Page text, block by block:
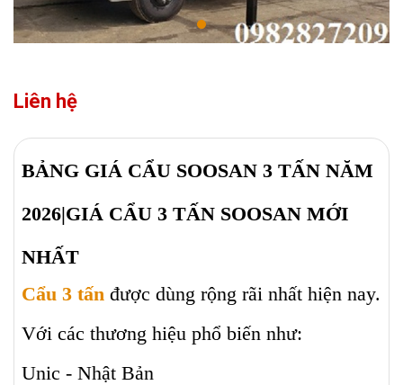
Liên hệ
BẢNG GIÁ CẨU SOOSAN 3 TẤN NĂM
2026|GIÁ CẨU 3 TẤN SOOSAN MỚI
NHẤT
Cẩu 3 tấn được dùng rộng rãi nhất hiện nay.
Với các thương hiệu phổ biến như:
Unic - Nhật Bản